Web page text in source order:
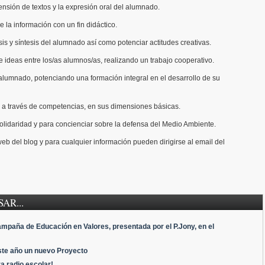
de textos y la expresión oral del alumnado.
la información con un fin didáctico.
y síntesis del alumnado así como potenciar actitudes creativas.
ideas entre los/as alumnos/as, realizando un trabajo cooperativo.
potenciando una formación integral en el desarrollo de su
través de competencias, en sus dimensiones básicas.
y para concienciar sobre la defensa del Medio Ambiente.
del blog y para cualquier información pueden dirigirse al email del
de Educación en Valores, presentada por el P.Jony, en el
año un nuevo Proyecto